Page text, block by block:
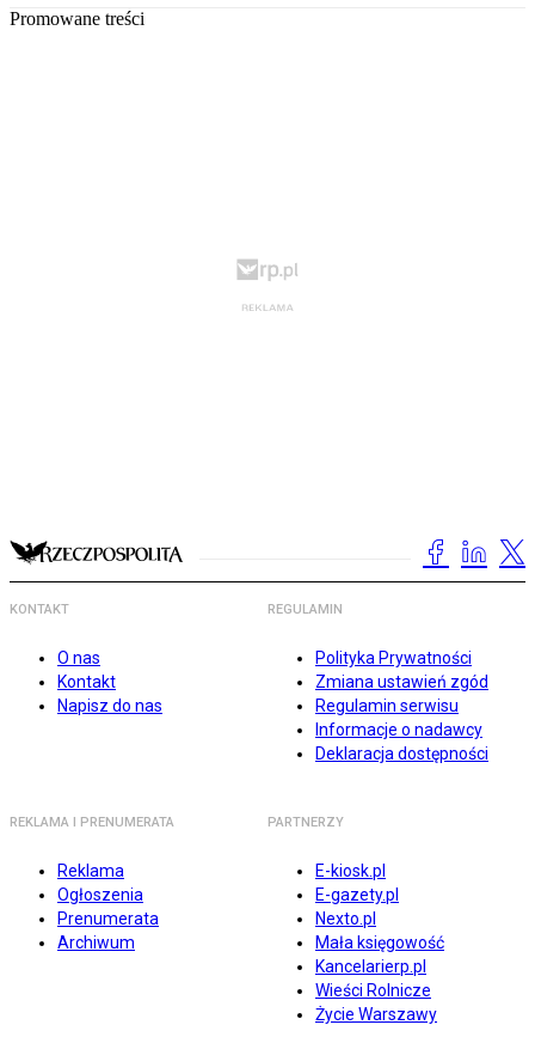
Promowane treści
KONTAKT
O nas
Kontakt
Napisz do nas
REGULAMIN
Polityka Prywatności
Zmiana ustawień zgód
Regulamin serwisu
Informacje o nadawcy
Deklaracja dostępności
REKLAMA I PRENUMERATA
Reklama
Ogłoszenia
Prenumerata
Archiwum
PARTNERZY
E-kiosk.pl
E-gazety.pl
Nexto.pl
Mała księgowość
Kancelarierp.pl
Wieści Rolnicze
Życie Warszawy